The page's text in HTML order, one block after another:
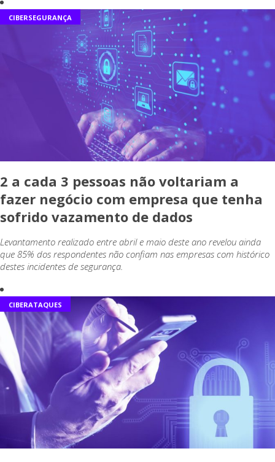
CIBERSEGURANÇA
2 a cada 3 pessoas não voltariam a
fazer negócio com empresa que tenha
sofrido vazamento de dados
Levantamento realizado entre abril e maio deste ano revelou ainda
que 85% dos respondentes não confiam nas empresas com histórico
destes incidentes de segurança.
CIBERATAQUES